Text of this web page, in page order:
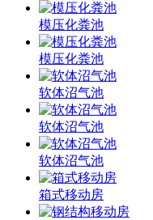
模压化粪池
模压化粪池
软体沼气池
软体沼气池
软体沼气池
箱式移动房